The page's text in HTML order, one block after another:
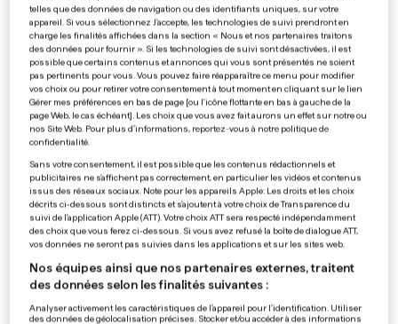
LYON (F)
Il brûle un Coran: un an de
prison ferme
78 5
FOOTBALL
Des Écossais viennent défier
Strassen: «Sacrée
ambiance» en vue
0 8 10
telles que des données de navigation ou des identifiants uniques, sur votre
appareil. Si vous sélectionnez J'accepte, les technologies de suivi prendront en
charge les finalités affichées dans la section « Nous et nos partenaires traitons
des données pour fournir ». Si les technologies de suivi sont désactivées, il est
possible que certains contenus et annonces qui vous sont présentés ne soient
pas pertinents pour vous. Vous pouvez faire réapparaître ce menu pour modifier
vos choix ou pour retirer votre consentement à tout moment en cliquant sur le lien
Gérer mes préférences en bas de page [ou l'icône flottante en bas à gauche de la
page Web, le cas échéant]. Les choix que vous avez fait aurons un effet sur notre ou
nos Site Web. Pour plus d’informations, reportez-vous à notre politique de
confidentialité.
Sans votre consentement, il est possible que les contenus rédactionnels et
publicitaires ne s'affichent pas correctement, en particulier les vidéos et contenus
issus des réseaux sociaux. Note pour les appareils Apple: Les droits et les choix
décrits ci-dessous sont distincts et s'ajoutent à votre choix de Transparence du
suivi de l'application Apple (ATT). Votre choix ATT sera respecté indépendamment
des choix que vous ferez ci-dessous. Si vous avez refusé la boîte de dialogue ATT,
vos données ne seront pas suivies dans les applications et sur les sites web.
Nos équipes ainsi que nos partenaires externes, traitent
des données selon les finalités suivantes :
Analyser activement les caractéristiques de l’appareil pour l’identification. Utiliser
des données de géolocalisation précises. Stocker et/ou accéder à des informations